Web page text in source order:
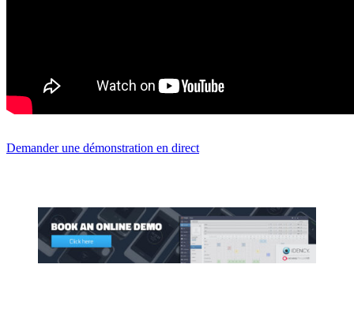
Demander une démonstration en direct